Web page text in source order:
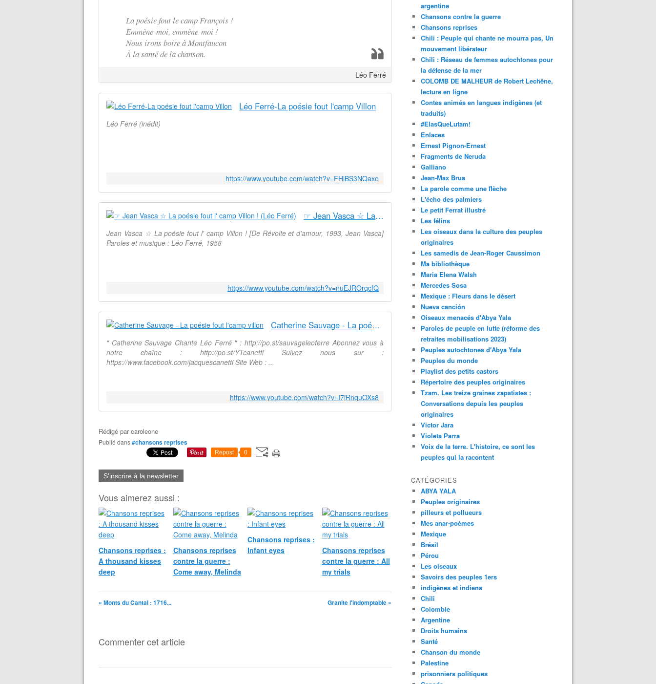
La poésie fout le camp François !
Emmène-moi, emmène-moi !
Nous irons boire à Montfaucon
À la santé de la chanson.
Léo Ferré
Léo Ferré-La poésie fout l'camp Villon
Léo Ferré (inédit)
https://www.youtube.com/watch?v=FHlBS3NQaxo
☞ Jean Vasca ☆ La poésie fout l' camp Villon ! (Léo Ferré)
Jean Vasca ☆ La poésie fout l' camp Villon ! [De Révolte et d'amour, 1993, Jean Vasca]
Paroles et musique : Léo Ferré, 1958
https://www.youtube.com/watch?v=nuEJROrqcfQ
Catherine Sauvage - La poésie fout l'camp villon
" Catherine Sauvage Chante Léo Ferré " : http://po.st/sauvageleoferre Abonnez vous à
notre chaîne : http://po.st/YTcanetti Suivez nous sur :
https://www.facebook.com/jacquescanetti Site Web : ...
https://www.youtube.com/watch?v=I7jRnquOXs8
Rédigé parcaroleone
Publié dans#chansons reprises
Repost 0
S'inscrire à la newsletter
Vous aimerez aussi :
Chansons reprises :
A thousand kisses
deep
Chansons reprises
contre la guerre :
Come away, Melinda
Chansons reprises :
Infant eyes
Chansons reprises
contre la guerre : All
my trials
« Monts du Cantal : 1716... Granite l'indomptable »
Commenter cet article
argentine
Chansons contre la guerre
Chansons reprises
Chili : Peuple qui chante ne mourra pas, Un
mouvement libérateur
Chili : Réseau de femmes autochtones pour
la défense de la mer
COLOMB DE MALHEUR de Robert Lechêne,
lecture en ligne
Contes animés en langues indigènes (et
traduits)
#ElasQueLutam!
Enlaces
Ernest Pignon-Ernest
Fragments de Neruda
Galliano
Jean-Max Brua
La parole comme une flèche
L'écho des palmiers
Le petit Ferrat illustré
Les félins
Les oiseaux dans la culture des peuples
originaires
Les samedis de Jean-Roger Caussimon
Ma bibliothèque
Maria Elena Walsh
Mercedes Sosa
Mexique : Fleurs dans le désert
Nueva canción
Oiseaux menacés d'Abya Yala
Paroles de peuple en lutte (réforme des
retraites mobilisations 2023)
Peuples autochtones d'Abya Yala
Peuples du monde
Playlist des petits castors
Répertoire des peuples originaires
Tzam. Les treize graines zapatistes :
Conversations depuis les peuples
originaires
Victor Jara
Violeta Parra
Voix de la terre. L'histoire, ce sont les
peuples qui la racontent
CATÉGORIES
ABYA YALA
Peuples originaires
pilleurs et pollueurs
Mes anar-poèmes
Mexique
Brésil
Pérou
Les oiseaux
Savoirs des peuples 1ers
indigènes et indiens
Chili
Colombie
Argentine
Droits humains
Santé
Chanson du monde
Palestine
prisonniers politiques